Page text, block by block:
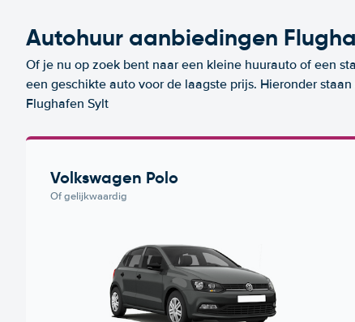
Autohuur aanbiedingen
Of je nu op zoek bent naar een kleine huurauto of een
een geschikte auto voor de laagste prijs. Hieronder
Flughafen Sylt
Volkswagen Polo
Of gelijkwaardig